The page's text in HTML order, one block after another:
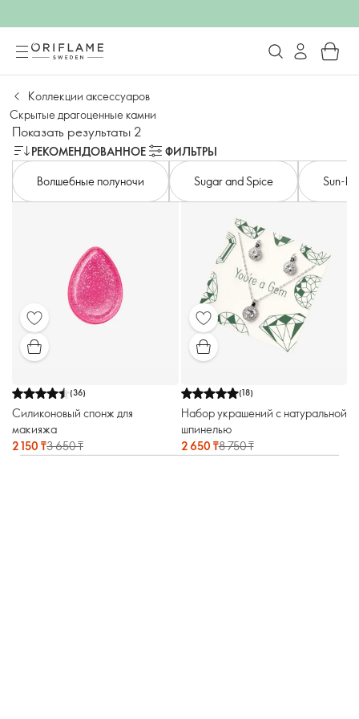
Коллекции аксессуаров
Скрытые драгоценные камни
Показать результаты 2
РЕКОМЕНДОВАННОЕ
ФИЛЬТРЫ
Волшебные полуночи
Sugar and Spice Sun-
(36)
Силиконовый спонж для
макияжа
2 150 ₸3 650 ₸
(18)
Набор украшений с натуральной
шпинелью
2 650 ₸8 750 ₸